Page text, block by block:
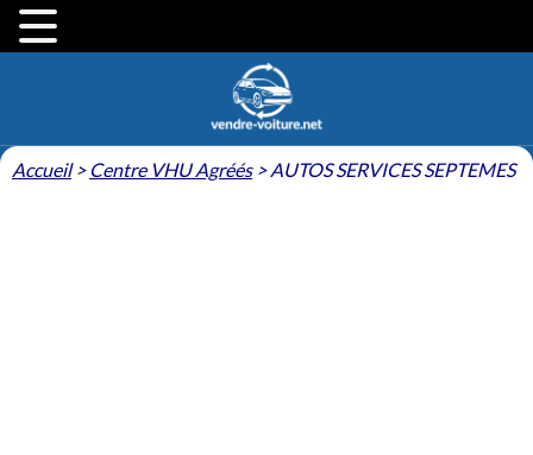
Accueil> Centre VHU Agréés>AUTOS SERVICES SEPTEMES